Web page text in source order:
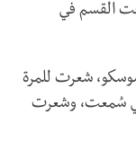
القسم في
شعرت للمرة
سُمعت، وشعرت